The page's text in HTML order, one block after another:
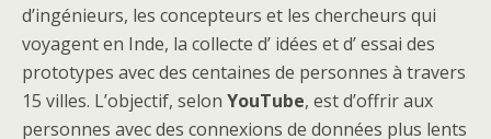
d’ingénieurs, les concepteurs et les chercheurs qui
voyagent en Inde, la collecte d’ idées et d’ essai des
prototypes avec des centaines de personnes à travers
15 villes. L’objectif, selon YouTube, est d’offrir aux
personnes avec des connexions de données plus lents